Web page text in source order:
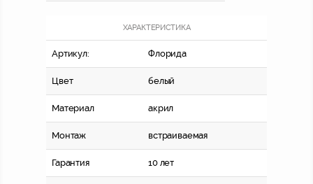
ХАРАКТЕРИСТИКА
Артикул: Флорида
Цвет белый
Материал акрил
Монтаж встраиваемая
Гарантия 10 лет